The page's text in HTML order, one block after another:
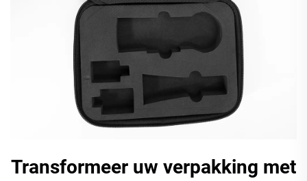
Transformeer uw verpakking met